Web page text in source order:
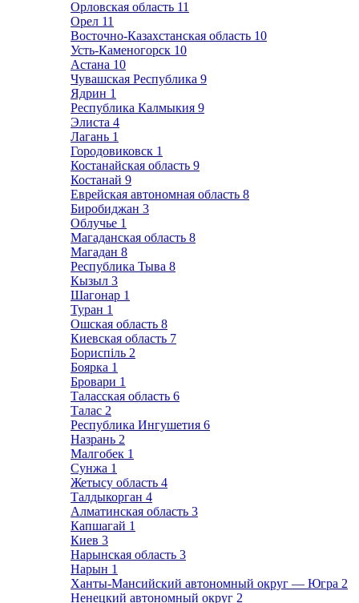
Орловская область 11
Орел 11
Восточно-Казахстанская область 10
Усть-Каменогорск 10
Астана 10
Чувашская Республика 9
Ядрин 1
Республика Калмыкия 9
Элиста 4
Лагань 1
Городовиковск 1
Костанайская область 9
Костанай 9
Еврейская автономная область 8
Биробиджан 3
Облучье 1
Магаданская область 8
Магадан 8
Республика Тыва 8
Кызыл 3
Шагонар 1
Туран 1
Ошская область 8
Киевская область 7
Бориспіль 2
Боярка 1
Бровари 1
Таласская область 6
Талас 2
Республика Ингушетия 6
Назрань 2
Малгобек 1
Сунжа 1
Жетысу область 4
Талдыкорган 4
Алматинская область 3
Капшагай 1
Киев 3
Нарынская область 3
Нарын 1
Ханты-Мансийский автономный округ — Югра 2
Ненецкий автономный округ 2